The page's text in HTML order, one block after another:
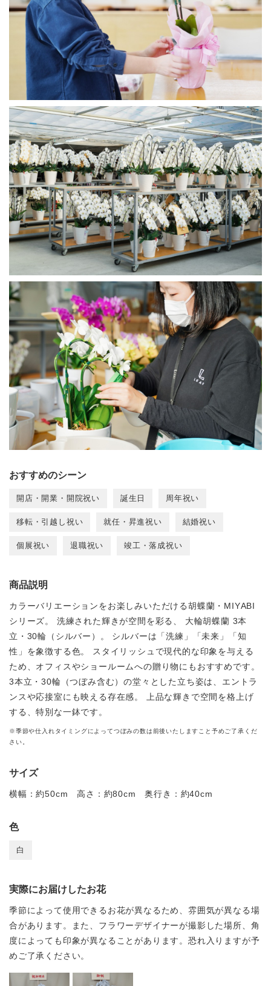
おすすめのシーン
開店・開業・開院祝い 誕生日 周年祝い
移転・引越し祝い 就任・昇進祝い 結婚祝い
個展祝い 退職祝い 竣工・落成祝い
商品説明
カラーバリエーションをお楽しみいただける胡蝶蘭・MIYABI
シリーズ。 洗練された輝きが空間を彩る、 大輪胡蝶蘭 3本
立・30輪（シルバー）。 シルバーは「洗練」「未来」「知
性」を象徴する色。 スタイリッシュで現代的な印象を与える
ため、オフィスやショールームへの贈り物にもおすすめです。
3本立・30輪（つぼみ含む）の堂々とした立ち姿は、エントラ
ンスや応接室にも映える存在感。 上品な輝きで空間を格上げ
する、特別な一鉢です。
※季節や仕入れタイミングによってつぼみの数は前後いたしますこと予めご了承くだ
さい。
サイズ
横幅：約50cm 高さ：約80cm 奥行き：約40cm
色
白
実際にお届けしたお花
季節によって使用できるお花が異なるため、雰囲気が異なる場
合があります。また、フラワーデザイナーが撮影した場所、角
度によっても印象が異なることがあります。恐れ入りますが予
めご了承ください。